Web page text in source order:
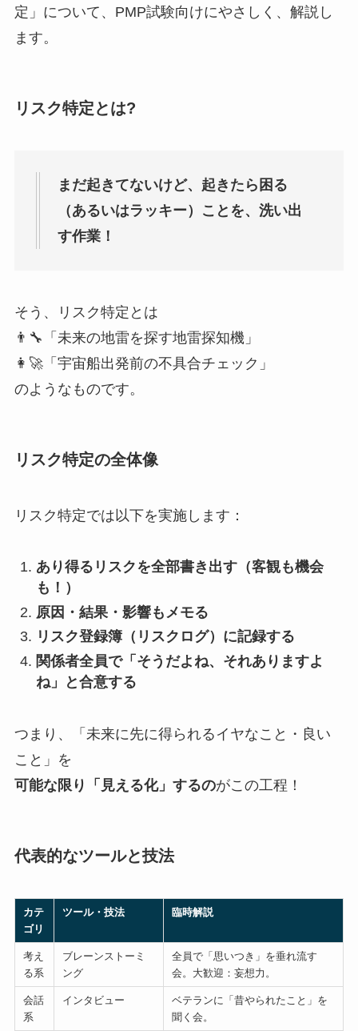
定」について、PMP試験向けにやさしく、解説し
ます。
リスク特定とは?
まだ起きてないけど、起きたら困る
（あるいはラッキー）ことを、洗い出
す作業！
そう、リスク特定とは
👨‍🔧「未来の地雷を探す地雷探知機」
👩‍🚀「宇宙船出発前の不具合チェック」
のようなものです。
リスク特定の全体像
リスク特定では以下を実施します：
あり得るリスクを全部書き出す（客観も機会
も！）
原因・結果・影響もメモる
リスク登録簿（リスクログ）に記録する
関係者全員で「そうだよね、それありますよ
ね」と合意する
つまり、「未来に先に得られるイヤなこと・良い
こと」を
可能な限り「見える化」するのがこの工程！
代表的なツールと技法
カテ
ゴリ
ツール・技法 臨時解説
考え
る系
ブレーンストーミ
ング
全員で「思いつき」を垂れ流す
会。大歓迎：妄想力。
会話
系
インタビュー
ベテランに「昔やられたこと」を
聞く会。